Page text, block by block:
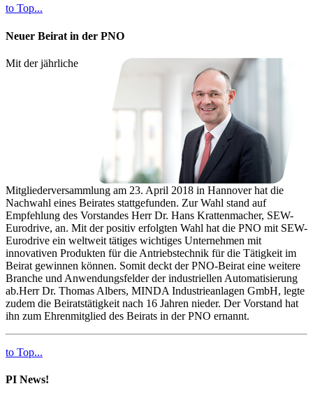
to Top...
Neuer Beirat in der PNO
Mit der jährliche
Mitgliederversammlung am 23. April 2018 in Hannover hat die
Nachwahl eines Beirates stattgefunden. Zur Wahl stand auf
Empfehlung des Vorstandes Herr Dr. Hans Krattenmacher, SEW-
Eurodrive, an. Mit der positiv erfolgten Wahl hat die PNO mit SEW-
Eurodrive ein weltweit tätiges wichtiges Unternehmen mit
innovativen Produkten für die Antriebstechnik für die Tätigkeit im
Beirat gewinnen können. Somit deckt der PNO-Beirat eine weitere
Branche und Anwendungsfelder der industriellen Automatisierung
ab.Herr Dr. Thomas Albers, MINDA Industrieanlagen GmbH, legte
zudem die Beiratstätigkeit nach 16 Jahren nieder. Der Vorstand hat
ihn zum Ehrenmitglied des Beirats in der PNO ernannt.
to Top...
PI News!